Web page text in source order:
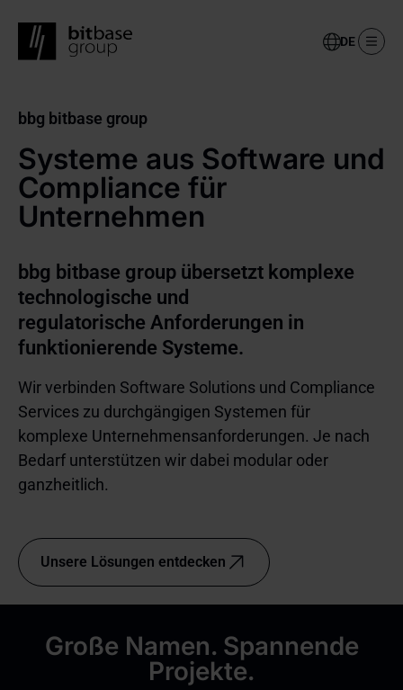
content
Select
bbg bitbase group
Systeme aus Software und
Compliance für
Unternehmen
bbg bitbase group übersetzt komplexe
technologische und
regulatorische Anforderungen in
funktionierende Systeme.
Wir verbinden Software Solutions und Compliance
Services zu durchgängigen Systemen für
komplexe Unternehmensanforderungen. Je nach
Bedarf unterstützen wir dabei modular oder
ganzheitlich.
Unsere Lösungen entdecken
Große Namen. Spannende
Projekte.